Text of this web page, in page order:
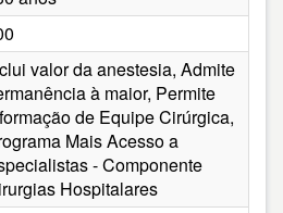
valor da anestesia, Admite
à maior, Permite
de Equipe Cirúrgica,
Mais Acesso a
- Componente
Hospitalares